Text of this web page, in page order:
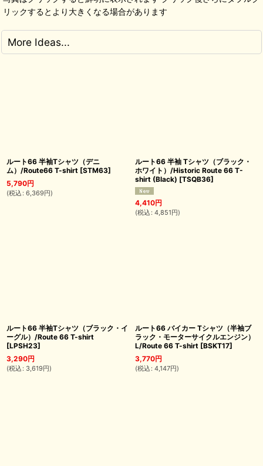
リックするとより大きくなる場合があります
More Ideas...
ルート66 半袖Tシャツ（デニ
ム）/Route66 T-shirt [STM63]
5,790円
(税込 : 6,369円)
ルート66 半袖 Tシャツ（ブラック・
ホワイト）/Historic Route 66 T-
shirt (Black) [TSQB36]
4,410円
(税込 : 4,851円)
ルート66 半袖Tシャツ（ブラック・イ
ーグル）/Route 66 T-shirt
[LPSH23]
3,290円
(税込 : 3,619円)
ルート66 バイカー Tシャツ（半袖ブ
ラック・モーターサイクルエンジン）
L/Route 66 T-shirt [BSKT17]
3,770円
(税込 : 4,147円)